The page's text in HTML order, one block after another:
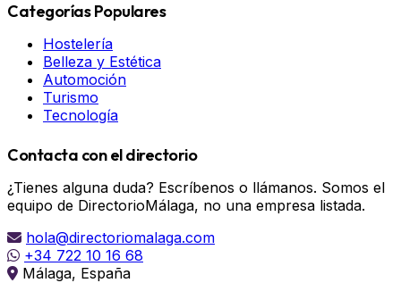
Categorías Populares
Hostelería
Belleza y Estética
Automoción
Turismo
Tecnología
Contacta con el directorio
¿Tienes alguna duda? Escríbenos o llámanos. Somos el
equipo de DirectorioMálaga, no una empresa listada.
hola@directoriomalaga.com
+34 722 10 16 68
Málaga, España